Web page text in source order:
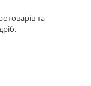
та